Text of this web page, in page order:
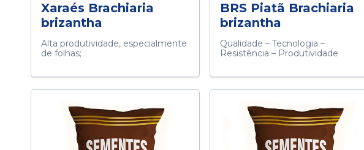
Xaraés Brachiaria
brizantha
Alta produtividade, especialmente
de folhas;
BRS Piatã Brachiaria
brizantha
Qualidade – Tecnologia –
Resistência – Produtividade